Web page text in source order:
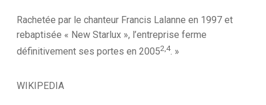
Rachetée par le chanteur Francis Lalanne en 1997 et
rebaptisée « New Starlux », l’entreprise ferme
définitivement ses portes en 20052,4. »
WIKIPEDIA